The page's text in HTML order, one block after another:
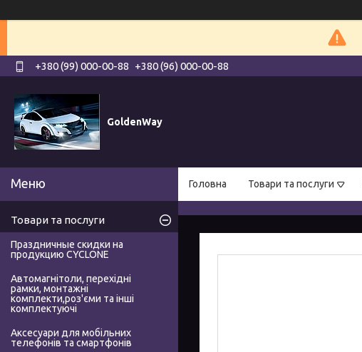
+380 (99) 000-00-88 +380 (96) 000-00-88
GoldenWay
Головна Товари та послуги
Товари та послуги
Праздничные скидки на
продукцию CYCLONE
Автомагнітоли, перехідні
рамки, монтажні
комплекти,роз'єми та інші
комплектуючі
Аксесуари для мобільних
телефонів та смартфонів